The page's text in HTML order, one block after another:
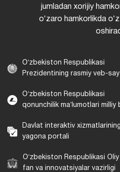
jumladan xorijiy
oʻzaro hamkorlikda
Oʻzbekiston Respublikasi
Prezidentining rasmiy veb-
Oʻzbekiston Respublikasi
qonunchilik maʼlumotlari milliy
Davlat interaktiv xizmatlarining
yagona portali
Oʻzbekiston Respublikasi Oliy
fan va innovatsiyalar vazirligi